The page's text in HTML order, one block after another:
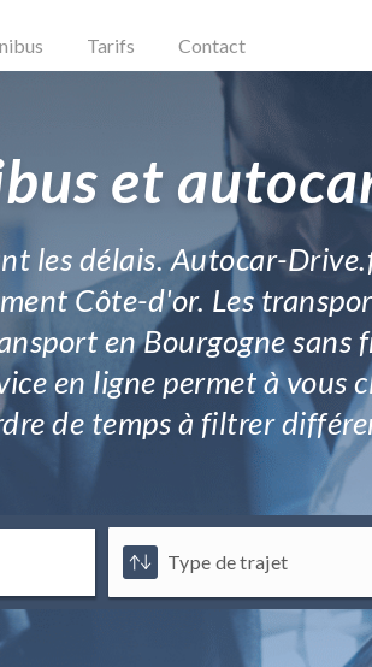
Tarifs Contact
et
les délais. Autocar-
Côte-d'or. Les
en Bourgogne
en ligne permet à vous
de temps à filtrer